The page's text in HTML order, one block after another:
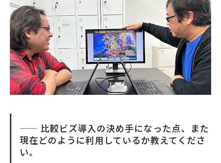
—— 比較ビズ導入の決め手になった点、また
現在どのように利用しているか教えてくださ
い。